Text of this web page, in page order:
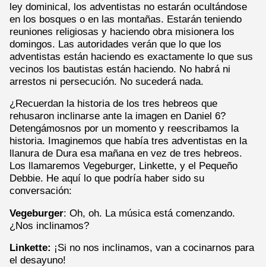
ley dominical, los adventistas no estarán ocultándose
en los bosques o en las montañas. Estarán teniendo
reuniones religiosas y haciendo obra misionera los
domingos. Las autoridades verán que lo que los
adventistas están haciendo es exactamente lo que sus
vecinos los bautistas están haciendo. No habrá ni
arrestos ni persecución. No sucederá nada.
¿Recuerdan la historia de los tres hebreos que
rehusaron inclinarse ante la imagen en Daniel 6?
Detengámosnos por un momento y reescribamos la
historia. Imaginemos que había tres adventistas en la
llanura de Dura esa mañana en vez de tres hebreos.
Los llamaremos Vegeburger, Linkette, y el Pequeño
Debbie. He aquí lo que podría haber sido su
conversación:
Vegeburger: Oh, oh. La música está comenzando.
¿Nos inclinamos?
Linkette: ¡Si no nos inclinamos, van a cocinarnos para
el desayuno!